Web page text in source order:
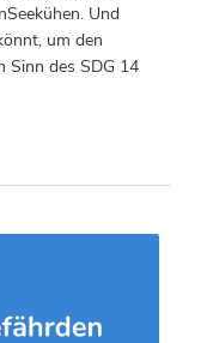
Und
um den
Sinn des SDG 14